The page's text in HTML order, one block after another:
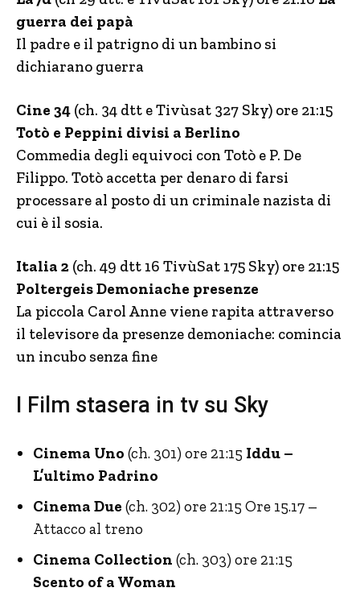
guerra dei papà
Il padre e il patrigno di un bambino si
dichiarano guerra
Cine 34 (ch. 34 dtt e Tivùsat 327 Sky) ore 21:15
Totò e Peppini divisi a Berlino
Commedia degli equivoci con Totò e P. De
Filippo. Totò accetta per denaro di farsi
processare al posto di un criminale nazista di
cui è il sosia.
Italia 2 (ch. 49 dtt 16 TivùSat 175 Sky) ore 21:15
Poltergeis Demoniache presenze
La piccola Carol Anne viene rapita attraverso
il televisore da presenze demoniache: comincia
un incubo senza fine
I Film stasera in tv su Sky
Cinema Uno (ch. 301) ore 21:15 Iddu –
L’ultimo Padrino
Cinema Due (ch. 302) ore 21:15 Ore 15.17 –
Attacco al treno
Cinema Collection (ch. 303) ore 21:15
Scento of a Woman